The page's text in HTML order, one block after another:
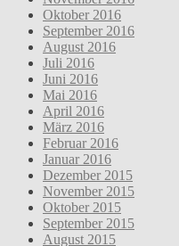
Oktober 2016
September 2016
August 2016
Juli 2016
Juni 2016
Mai 2016
April 2016
März 2016
Februar 2016
Januar 2016
Dezember 2015
November 2015
Oktober 2015
September 2015
August 2015